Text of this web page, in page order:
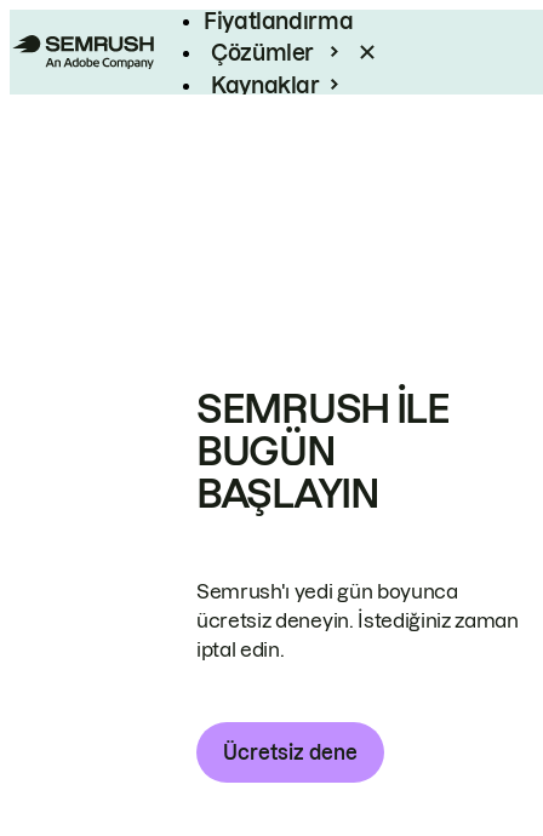
Fiyatlandırma
Çözümler
Kaynaklar
SEMRUSH ILE
BUGÜN
BAŞLAYIN
Semrush'ı yedi gün boyunca
ücretsiz deneyin. İstediğiniz zaman
iptal edin.
Ücretsiz dene